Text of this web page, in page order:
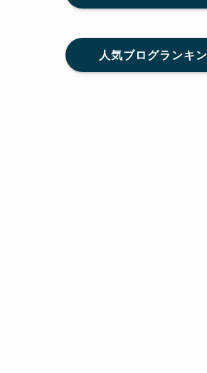
人気ブログランキ